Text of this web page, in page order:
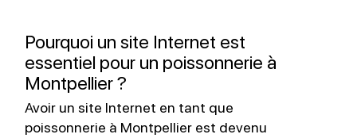
Pourquoi un site Internet est
essentiel pour un poissonnerie à
Montpellier ?
Avoir un site Internet en tant que
poissonnerie à Montpellier est devenu